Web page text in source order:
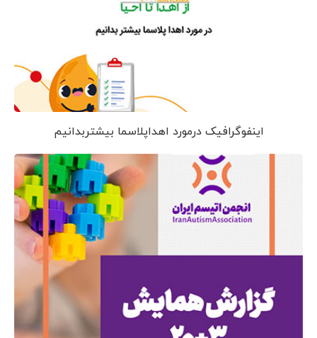
اینفوگرافیک درمورد اهداپلاسما بیشتربدانیم